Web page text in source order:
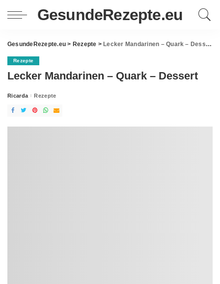
GesundeRezepte.eu
GesundeRezepte.eu > Rezepte > Lecker Mandarinen – Quark – Dessert
Rezepte
Lecker Mandarinen – Quark – Dessert
Posted
Ricarda Rezepte